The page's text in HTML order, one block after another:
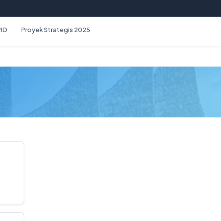
Proyek Strategis 2025